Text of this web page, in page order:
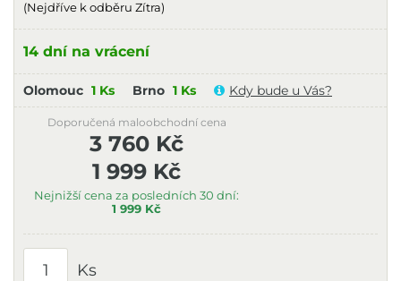
(Nejdříve k odběru Zítra)
14 dní na vrácení
Olomouc 1 Ks Brno 1 Ks Kdy bude u Vás?
1 999 Kč
Nejnižší cena za posledních 30 dní:
1 999 Kč
Doporučená maloobchodní cena
3 760 Kč
Ks